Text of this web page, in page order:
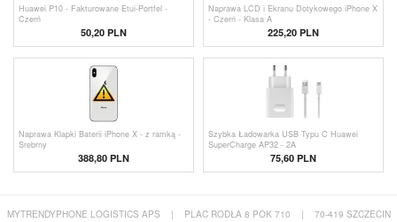
Huawei P10 - Fakturowane Etui-Portfel -
Czerń
50,20 PLN
Naprawa LCD i Ekranu Dotykowego iPhone X
- Czerń - Klasa A
225,20 PLN
Naprawa Klapki Baterii iPhone X - z ramką -
Srebrny
388,80 PLN
Szybka Ładowarka USB Typu C Huawei
SuperCharge AP32 - 2A
75,60 PLN
MYTRENDYPHONE LOGISTICS APS | PLAC RODŁA 8 POK 710 |
70-419 SZCZECIN